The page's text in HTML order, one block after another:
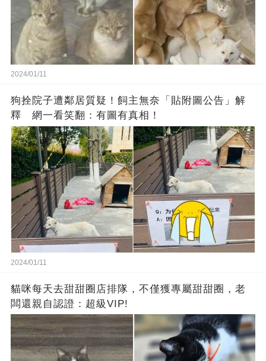
2024/01/11
狗拴院子遭鄰居質疑！飼主無奈「貼附圖公告」解
釋 網一看笑翻：有圖有真相！
2024/01/11
貓咪每天去甜甜圈店排隊，不僅獲專屬甜甜圈，老
闆還親自認證：超級VIP!